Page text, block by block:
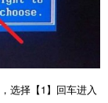
选择【1】回车进入